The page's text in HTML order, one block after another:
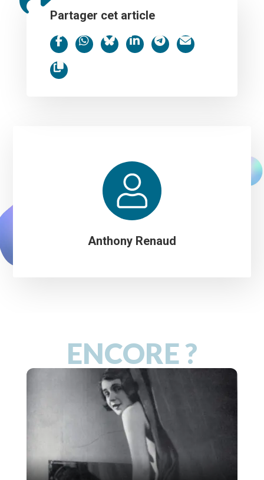
Partager cet article
Anthony Renaud
ENCORE ?